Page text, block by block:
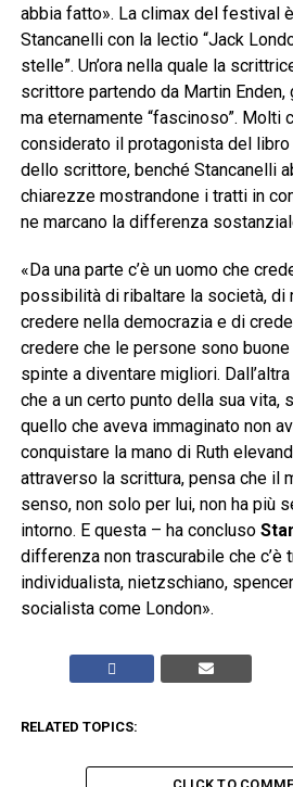
abbia fatto». La climax del festival
Stancanelli con la lectio “Jack
stelle”. Un’ora nella quale la
scrittore partendo da Martin Enden,
ma eternamente “fascinoso”. Molti
considerato il protagonista del
dello scrittore, benché Stancanelli
chiarezze mostrandone i tratti in
ne marcano la differenza
«Da una parte c’è un uomo che
possibilità di ribaltare la società, di
credere nella democrazia e di
credere che le persone sono
spinte a diventare migliori.
che a un certo punto della sua vita,
quello che aveva immaginato non
conquistare la mano di Ruth
attraverso la scrittura, pensa che il
senso, non solo per lui, non ha più
intorno. E questa – ha concluso
differenza non trascurabile che c’è
individualista, nietzschiano,
socialista come London».
RELATED TOPICS: